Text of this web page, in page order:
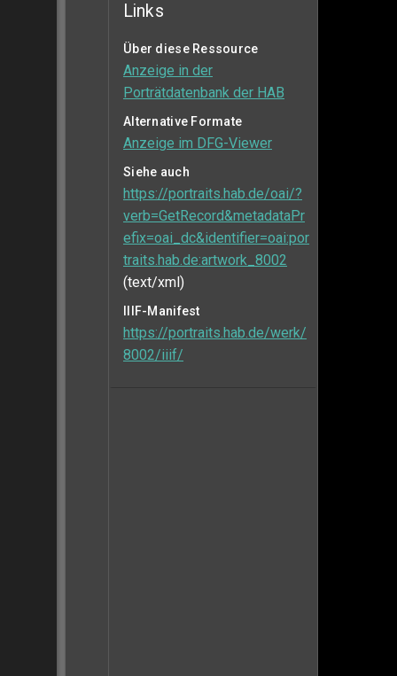
Links
Über diese Ressource
Anzeige in der
Porträtdatenbank der HAB
Alternative Formate
Anzeige im DFG-Viewer
Siehe auch
https://portraits.hab.de/oai/?
verb=GetRecord&metadataPr
efix=oai_dc&identifier=oai:por
traits.hab.de:artwork_8002
(text/xml)
IIIF-Manifest
https://portraits.hab.de/werk/
8002/iiif/